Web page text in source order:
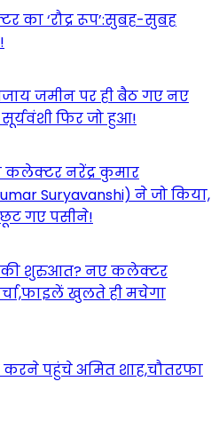
का ‘रौद्र रूप’:सुबह-सुबह
जमीन पर ही बैठ गए नए
फिर जो हुआ!
कलेक्टर नरेंद्र कुमार
Suryavanshi) ने जो किया,
गए पसीने!
की शुरुआत? नए कलेक्टर
खुलते ही मचेगा
करने पहुंचे अमित शाह,चौतरफा